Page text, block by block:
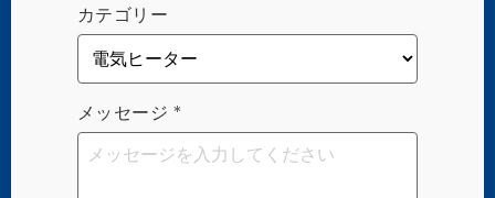
カテゴリー
メッセージ *